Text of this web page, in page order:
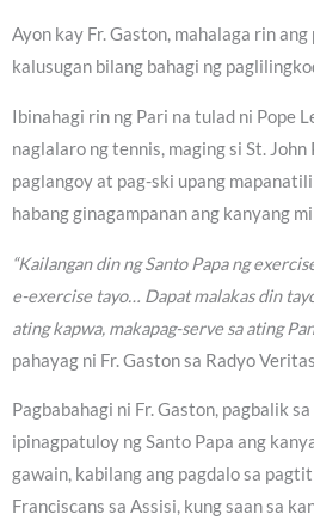
Ayon kay Fr. Gaston, mahalaga rin ang
kalusugan bilang bahagi ng
Ibinahagi rin ng Pari na tulad ni Pope
naglalaro ng tennis, maging si St.
paglangoy at pag-ski upang
habang ginagampanan ang kanyang
“Kailangan din ng Santo Papa ng
e-exercise tayo… Dapat malakas din
ating kapwa, makapag-serve sa ating
pahayag ni Fr. Gaston sa Radyo
Pagbabahagi ni Fr. Gaston, pagbalik
ipinagpatuloy ng Santo Papa ang
gawain, kabilang ang pagdalo sa
Franciscans sa Assisi, kung saan sa